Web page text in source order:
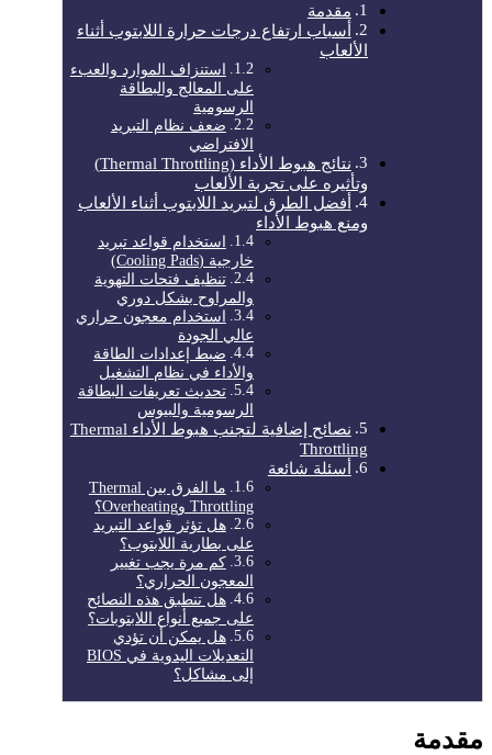
مقدمة
أسباب ارتفاع درجات حرارة اللابتوب أثناء
الألعاب
استنزاف الموارد والعبء
على المعالج والبطاقة
الرسومية
ضعف نظام التبريد
الافتراضي
نتائج هبوط الأداء (Thermal Throttling)
وتأثيره على تجربة الألعاب
أفضل الطرق لتبريد اللابتوب أثناء الألعاب
ومنع هبوط الأداء
استخدام قواعد تبريد
خارجية (Cooling Pads)
تنظيف فتحات التهوية
والمراوح بشكل دوري
استخدام معجون حراري
عالي الجودة
ضبط إعدادات الطاقة
والأداء في نظام التشغيل
تحديث تعريفات البطاقة
الرسومية والبيوس
نصائح إضافية لتجنب هبوط الأداء Thermal
Throttling
أسئلة شائعة
ما الفرق بين Thermal
Throttling وOverheating؟
هل تؤثر قواعد التبريد
على بطارية اللابتوب؟
كم مرة يجب تغيير
المعجون الحراري؟
هل تنطبق هذه النصائح
على جميع أنواع اللابتوبات؟
هل يمكن أن تؤدي
التعديلات اليدوية في BIOS
إلى مشاكل؟
مقدمة